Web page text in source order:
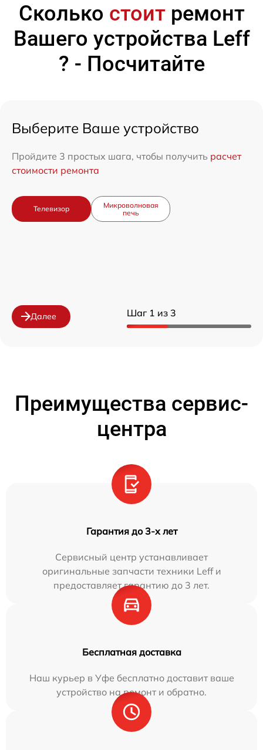
Сколько стоитремонт
Вашего устройства Leff
? - Посчитайте
Шаг 1 из 3
Выберите Ваше устройство
Пройдите 3 простых шага, чтобы получить расчет
стоимости ремонта
Телевизор
Микроволновая
печь
Далее
Преимущества сервис-
центра
Гарантия до 3-х лет
Сервисный центр устанавливает
оригинальные запчасти техники Leff и
предоставляет гарантию до 3 лет.
Бесплатная доставка
Наш курьер в Уфе бесплатно доставит ваше
устройство на ремонт и обратно.